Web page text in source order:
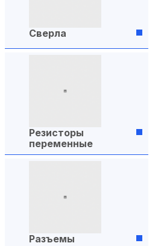
Сверла
Резисторы
переменные
Разъемы